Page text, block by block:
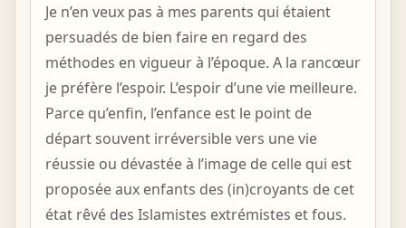
Je n’en veux pas à mes parents qui étaient
persuadés de bien faire en regard des
méthodes en vigueur à l’époque. A la rancœur
je préfère l’espoir. L’espoir d’une vie meilleure.
Parce qu’enfin, l’enfance est le point de
départ souvent irréversible vers une vie
réussie ou dévastée à l’image de celle qui est
proposée aux enfants des (in)croyants de cet
état rêvé des Islamistes extrémistes et fous.